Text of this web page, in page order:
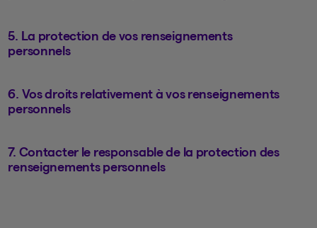
5. La protection de vos renseignements
personnels
6. Vos droits relativement à vos renseignements
personnels
7. Contacter le responsable de la protection des
renseignements personnels